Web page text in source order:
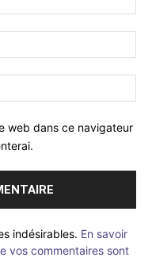
web dans ce navigateur
indésirables. En savoir
vos commentaires sont